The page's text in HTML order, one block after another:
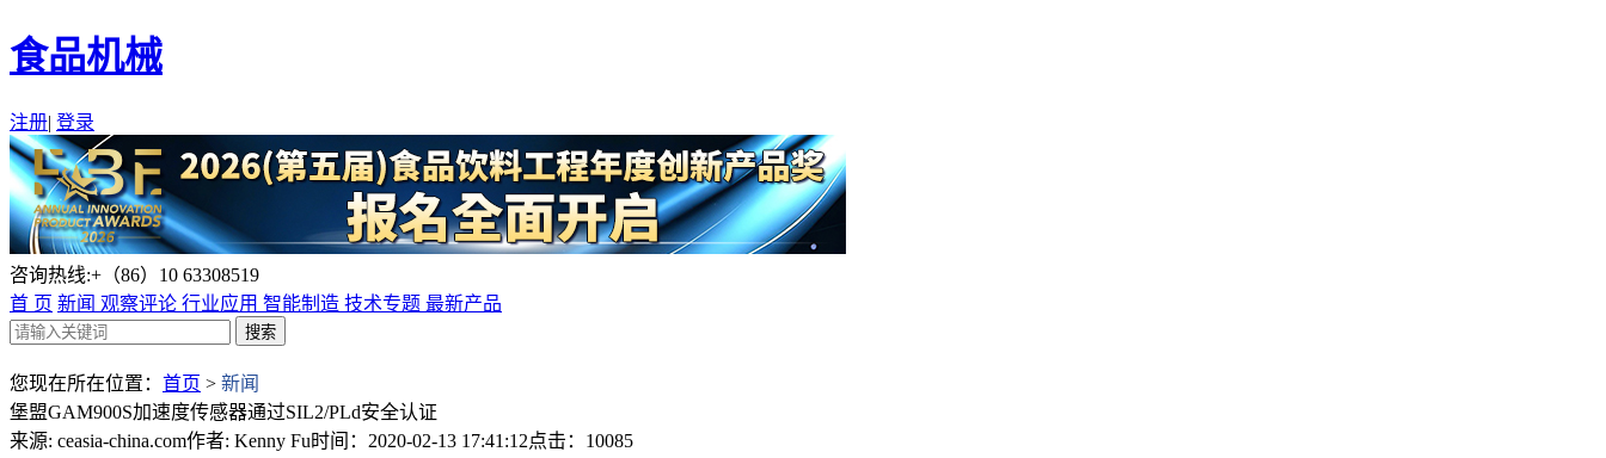
食品机械
注册| 登录
咨询热线:+（86）10 63308519
首 页 新闻 观察评论 行业应用 智能制造 技术专题 最新产品
您现在所在位置： 首页 > 新闻
堡盟GAM900S加速度传感器通过SIL2/PLd安全认证
来源: ceasia-china.com作者: Kenny Fu时间：2020-02-13 17:41:12点击：10085